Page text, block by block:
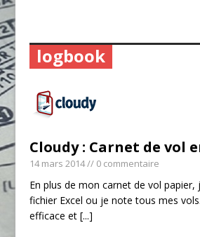
logbook
Cloudy : Carnet de vol
14 mars 2014// 0 commentaire
En plus de mon carnet de vol papier,
fichier Excel ou je note tous mes
efficace et[...]